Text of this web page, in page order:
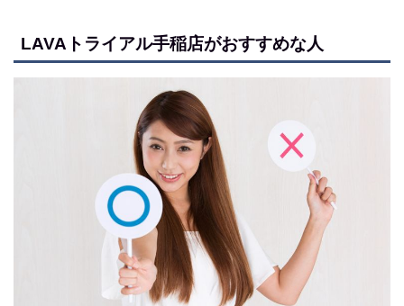
LAVAトライアル手稲店がおすすめな人